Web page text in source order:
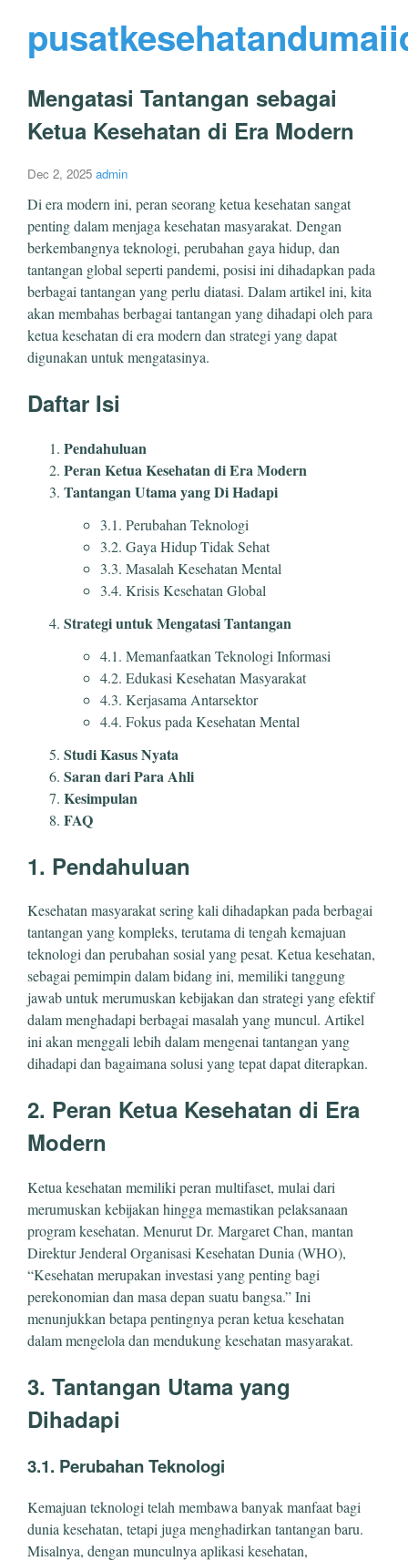
Mengatasi Tantangan sebagai
Ketua Kesehatan di Era Modern
Dec 2, 2025 admin
Di era modern ini, peran seorang ketua kesehatan sangat
penting dalam menjaga kesehatan masyarakat. Dengan
berkembangnya teknologi, perubahan gaya hidup, dan
tantangan global seperti pandemi, posisi ini dihadapkan pada
berbagai tantangan yang perlu diatasi. Dalam artikel ini, kita
akan membahas berbagai tantangan yang dihadapi oleh para
ketua kesehatan di era modern dan strategi yang dapat
digunakan untuk mengatasinya.
Daftar Isi
Pendahuluan
Peran Ketua Kesehatan di Era Modern
Tantangan Utama yang Di Hadapi
3.1. Perubahan Teknologi
3.2. Gaya Hidup Tidak Sehat
3.3. Masalah Kesehatan Mental
3.4. Krisis Kesehatan Global
Strategi untuk Mengatasi Tantangan
4.1. Memanfaatkan Teknologi Informasi
4.2. Edukasi Kesehatan Masyarakat
4.3. Kerjasama Antarsektor
4.4. Fokus pada Kesehatan Mental
Studi Kasus Nyata
Saran dari Para Ahli
Kesimpulan
FAQ
1. Pendahuluan
Kesehatan masyarakat sering kali dihadapkan pada berbagai
tantangan yang kompleks, terutama di tengah kemajuan
teknologi dan perubahan sosial yang pesat. Ketua kesehatan,
sebagai pemimpin dalam bidang ini, memiliki tanggung
jawab untuk merumuskan kebijakan dan strategi yang efektif
dalam menghadapi berbagai masalah yang muncul. Artikel
ini akan menggali lebih dalam mengenai tantangan yang
dihadapi dan bagaimana solusi yang tepat dapat diterapkan.
2. Peran Ketua Kesehatan di Era
Modern
Ketua kesehatan memiliki peran multifaset, mulai dari
merumuskan kebijakan hingga memastikan pelaksanaan
program kesehatan. Menurut Dr. Margaret Chan, mantan
Direktur Jenderal Organisasi Kesehatan Dunia (WHO),
“Kesehatan merupakan investasi yang penting bagi
perekonomian dan masa depan suatu bangsa.” Ini
menunjukkan betapa pentingnya peran ketua kesehatan
dalam mengelola dan mendukung kesehatan masyarakat.
3. Tantangan Utama yang
Dihadapi
3.1. Perubahan Teknologi
Kemajuan teknologi telah membawa banyak manfaat bagi
dunia kesehatan, tetapi juga menghadirkan tantangan baru.
Misalnya, dengan munculnya aplikasi kesehatan,